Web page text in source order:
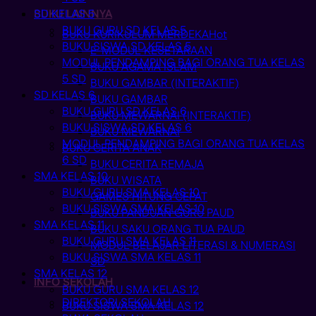
BUKU LAINNYA
BUKU KURIKULUM MERDEKA
E-MODUL KESETARAAN
BUKU AGAMA ISLAM
BUKU GAMBAR (INTERAKTIF)
BUKU GAMBAR
BUKU MEWARNAI (INTERAKTIF)
BUKU MEWARNAI
BUKU CERITA ANAK
BUKU CERITA REMAJA
BUKU WISATA
GAMES HITUNG CEPAT
BUKU PANDUAN GURU PAUD
BUKU SAKU ORANG TUA PAUD
MODUL BELAJAR LITERASI & NUMERASI
SD
INFO SEKOLAH
DIREKTORI SEKOLAH
SD KELAS 5
BUKU GURU SD KELAS 5
BUKU SISWA SD KELAS 5
MODUL PENDAMPING BAGI ORANG TUA KELAS
5 SD
SD KELAS 6
BUKU GURU SD KELAS 6
BUKU SISWA SD KELAS 6
MODUL PENDAMPING BAGI ORANG TUA KELAS
6 SD
SMA KELAS 10
BUKU GURU SMA KELAS 10
BUKU SISWA SMA KELAS 10
SMA KELAS 11
BUKU GURU SMA KELAS 11
BUKU SISWA SMA KELAS 11
SMA KELAS 12
BUKU GURU SMA KELAS 12
BUKU SISWA SMA KELAS 12